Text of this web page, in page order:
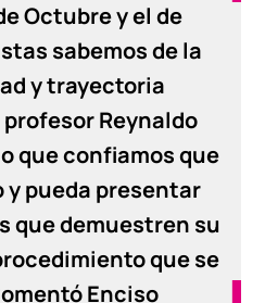
Octubre y el de
sabemos de la
y trayectoria
Reynaldo
que confiamos que
y pueda presentar
que demuestren su
que se
Enciso